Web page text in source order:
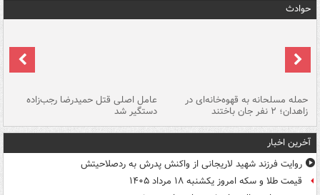
حوادث
حمله مسلحانه به قهوه‌خانه‌ای در
زاهدان؛ ۲ نفر جان باختند
عامل اصلی قتل حمیدرضا رجب‌زاده
دستگیر شد
آخرین اخبار
روایت فرزند شهید لاریجانی از واکنش پدرش به ردصلاحیتش
قیمت طلا و سکه امروز یکشنبه ۱۸ مرداد ۱۴۰۵